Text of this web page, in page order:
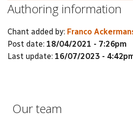
Authoring information
Chant added by: Franco
Post date: 18/04/2021 - 7:26pm
Last update: 16/07/2023 -
Our team